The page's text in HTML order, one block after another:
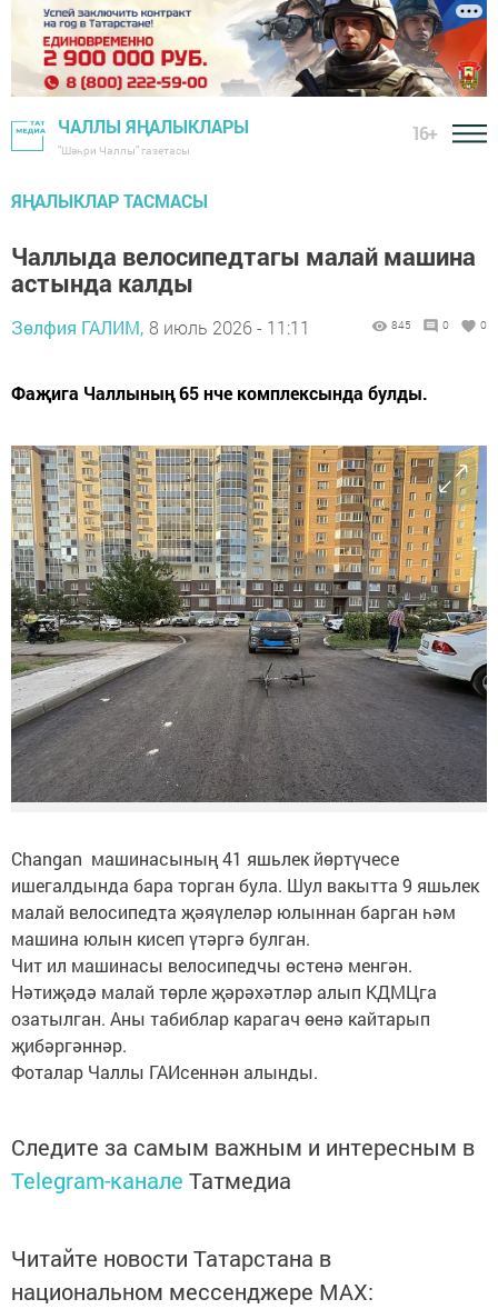
ЧАЛЛЫ ЯҢАЛЫКЛАРЫ
"Шәһри Чаллы" газетасы
16+
ЯҢАЛЫКЛАР ТАСМАСЫ
Чаллыда велосипедтагы малай машина
астында калды
Зөлфия ГАЛИМ, 8 июль 2026 - 11:11 845 0 0
Фаҗига Чаллының 65 нче комплексында булды.
Changan машинасының 41 яшьлек йөртүчесе
ишегалдында бара торган була. Шул вакытта 9 яшьлек
малай велосипедта җәяүлеләр юлыннан барган һәм
машина юлын кисеп үтәргә булган.
Чит ил машинасы велосипедчы өстенә менгән.
Нәтиҗәдә малай төрле җәрәхәтләр алып КДМЦга
озатылган. Аны табиблар карагач өенә кайтарып
җибәргәннәр.
Фоталар Чаллы ГАИсеннән алынды.
Следите за самым важным и интересным в
Telegram-канале Татмедиа
Читайте новости Татарстана в
национальном мессенджере MАХ: